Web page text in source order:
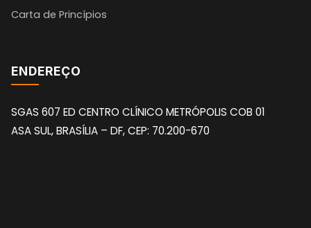
Carta de Princípios
ENDEREÇO
SGAS 607 ED CENTRO CLÍNICO METRÓPOLIS COB 01
ASA SUL, BRASÍLIA – DF, CEP: 70.200-670